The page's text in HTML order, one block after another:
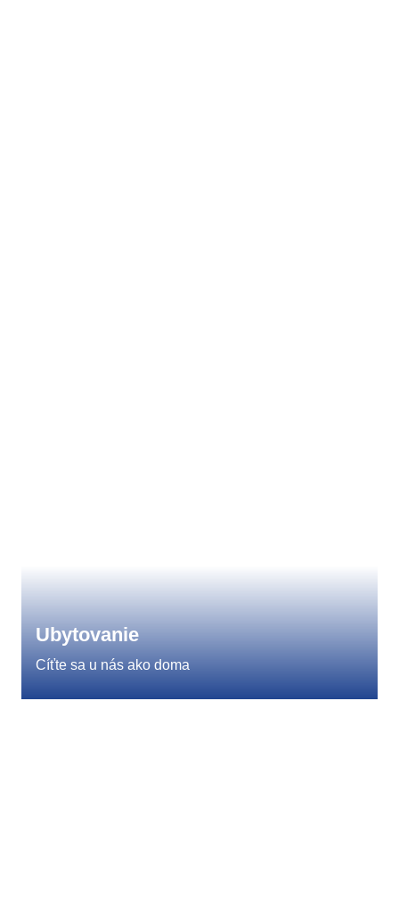
Ubytovanie
Cíťte sa u nás ako doma